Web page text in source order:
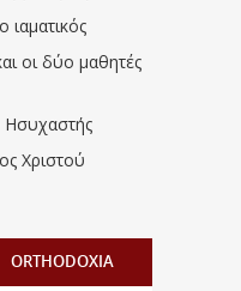
οι δύο μαθητές
Ησυχαστής
Χριστού
ORTHODOXIA